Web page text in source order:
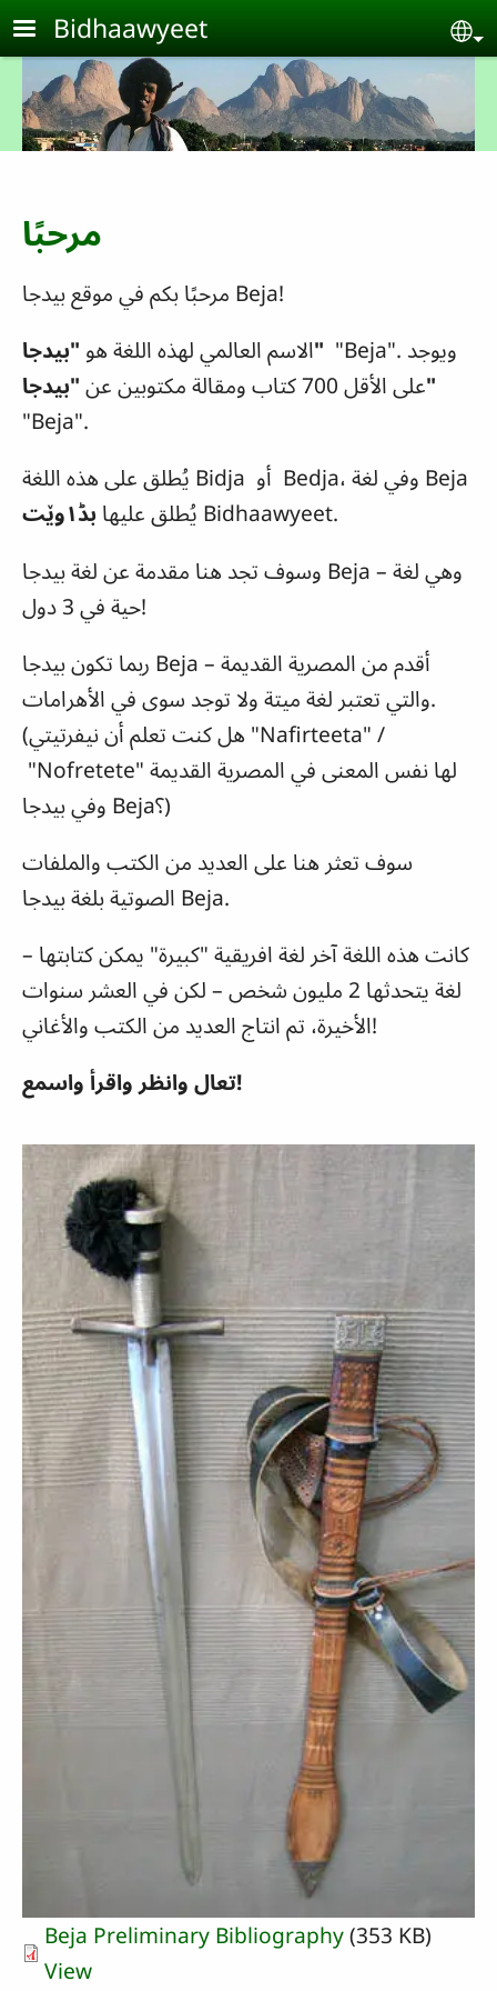
Skip to main content
Bidhaawyeet
مرحبًا
Beja!
الاسم العالمي لهذه اللغة هو"بيدجا" "Beja". ويوجد
على الأقل 700 كتاب ومقالة مكتوبين عن"بيدجا"
"Beja".
Bidja Bedja
Beja
يُطلق عليها بڈ١وێت Bidhaawyeet.
Beja – وهي لغة
حية في 3 دول!
Beja
والتي تعتبر لغة ميتة ولا توجد سوى في الأهرامات.
(هل كنت تعلم أن نيفرتيتي "Nafirteeta" /
"Nofretete" لها نفس المعنى في المصرية القديمة
Beja ؟)
سوف تعثر هنا على العديد من الكتب والملفات
Beja.
كانت هذه اللغة آخر لغة افريقية "كبيرة" يمكن كتابتها –
لغة يتحدثها 2 مليون شخص – لكن في العشر سنوات
الأخيرة، تم انتاج العديد من الكتب والأغاني!
تعال وانظر واقرأ واسمع!
Beja Preliminary Bibliography(353 KB)
View